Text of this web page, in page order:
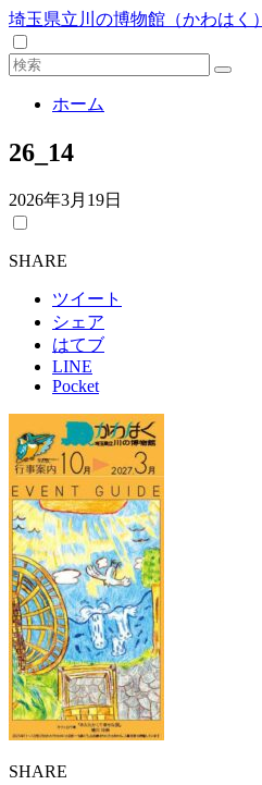
埼玉県立川の博物館（かわはく）
ホーム
26_14
2026年3月19日
SHARE
ツイート
シェア
はてブ
LINE
Pocket
SHARE